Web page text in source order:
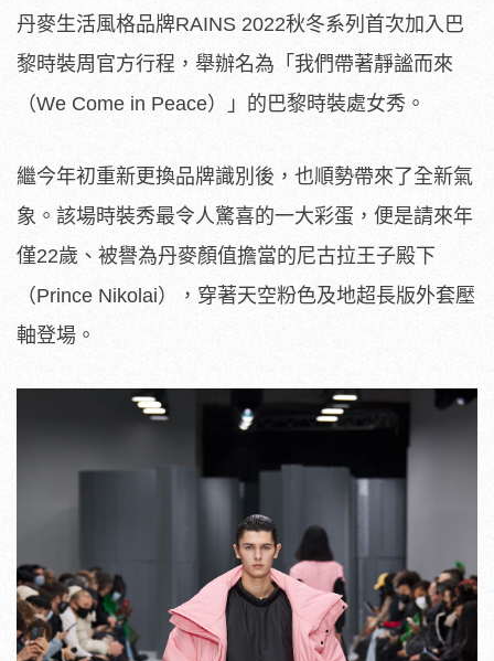
丹麥生活風格品牌RAINS 2022秋冬系列首次加入巴
黎時裝周官方行程，舉辦名為「我們帶著靜謐而來
（We Come in Peace）」的巴黎時裝處女秀。
繼今年初重新更換品牌識別後，也順勢帶來了全新氣
象。該場時裝秀最令人驚喜的一大彩蛋，便是請來年
僅22歲、被譽為丹麥顏值擔當的尼古拉王子殿下
（Prince Nikolai），穿著天空粉色及地超長版外套壓
軸登場。